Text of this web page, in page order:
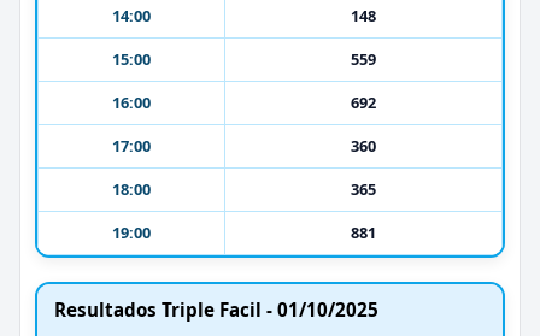
14:00
148
15:00
559
16:00
692
17:00
360
18:00
365
19:00
881
Resultados Triple Facil - 01/10/2025